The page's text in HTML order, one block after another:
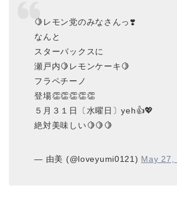
🍋レモン党のみなさんっ❣️
なんと
スターバックスに
瀬戸内🍋レモンケーキ🍋
フラペチーノ
登場👏👏👏👏👏
５月３１日〔水曜日〕yeh👍💖
絶対美味しい🍋🍋🍋
— 由美 (@loveyumi0121) May 27,